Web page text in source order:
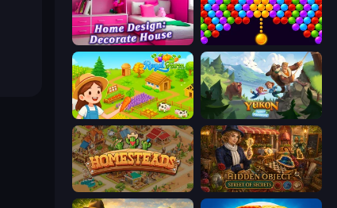
Home Design: Decorate House Bubble Story
Royal Farm Yukon: Family Adventure
Homesteads: Dream Farm Hidden Object: Street Of Secrets